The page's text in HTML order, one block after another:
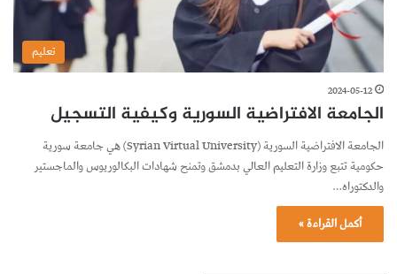
تعليم
2024-05-12
الجامعة الافتراضية السورية وكيفية التسجيل
الجامعة الافتراضية السورية (Syrian Virtual University) هي جامعة سورية
حكومية تتبع وزارة التعليم العالي بدمشق وتمنح شهادات البكالوريوس والماجستير
والدكتوراه…
أكمل القراءة »